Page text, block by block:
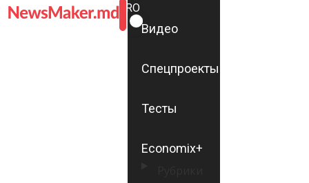
ROMÂNĂ
RU
Видео
Спецпроекты
Тесты
Economix+